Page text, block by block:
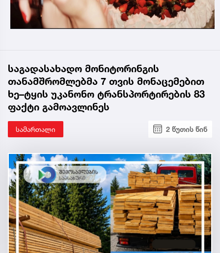
საგადასახადო მონიტორინგის
თანამშრომლებმა 7 თვის მონაცემებით
ხე–ტყის უკანონო ტრანსპორტირების 83
ფაქტი გამოავლინეს
სამართალი 2 წუთის წინ